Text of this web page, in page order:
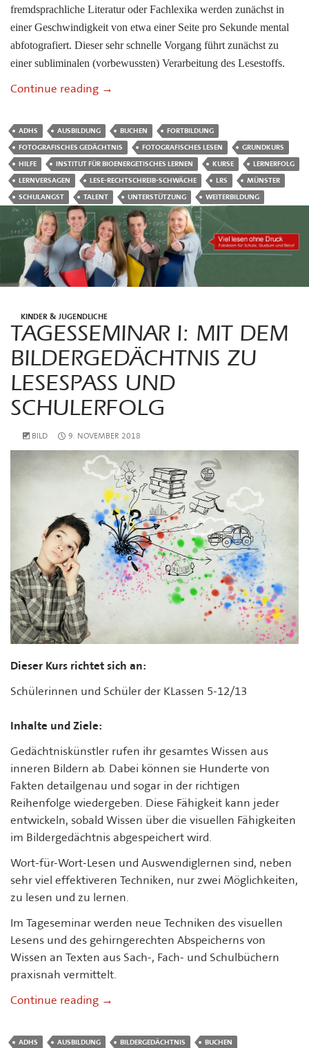
fremdsprachliche Literatur oder Fachlexika werden zunächst in
einer Geschwindigkeit von etwa einer Seite pro Sekunde mental
abfotografiert. Dieser sehr schnelle Vorgang führt zunächst zu
einer subliminalen (vorbewussten) Verarbeitung des Lesestoffs.
Continue reading Grundkurs I: Schule erfolgreich meistern
→
ADHS AUSBILDUNG BUCHEN
FORTBILDUNG
FOTOGRAFISCHES GEDÄCHTNIS
FOTOGRAFISCHES LESEN
GRUNDKURS
HILFE
INSTITUT FÜR BIOENERGETISCHES LERNEN KURSE
LERNERFOLG
LERNVERSAGEN
LESE-RECHTSCHREIB-SCHWÄCHE LRS
MÜNSTER
SCHULANGST
TALENT UNTERSTÜTZUNG WEITERBILDUNG
KINDER & JUGENDLICHE
TAGESSEMINAR I: MIT DEM
BILDERGEDÄCHTNIS ZU
LESESPASS UND S
CHULERFOLG
BILD 9. NOVEMBER 2018
Dieser Kurs richtet sich an:
Schülerinnen und Schüler der KLassen 5-12/13
Inhalte und Ziele:
Gedächtniskünstler rufen ihr gesamtes Wissen aus
inneren Bildern ab. Dabei können sie Hunderte von
Fakten detailgenau und sogar in der richtigen
Reihenfolge wiedergeben. Diese Fähigkeit kann jeder
entwickeln, sobald Wissen über die visuellen Fähigkeiten
im Bildergedächtnis abgespeichert wird.
Wort-für-Wort-Lesen und Auswendiglernen sind, neben
sehr viel effektiveren Techniken, nur zwei Möglichkeiten,
zu lesen und zu lernen.
Im Tageseminar werden neue Techniken des visuellen
Lesens und des gehirngerechten Abspeicherns von
Wissen an Texten aus Sach-, Fach- und Schulbüchern
praxisnah vermittelt.
Continue reading Tagesseminar I: Mit dem
→
ADHS AUSBILDUNG BILDERGEDÄCHTNIS BUCHEN